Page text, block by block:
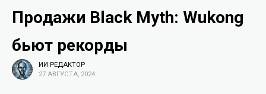
Продажи Black Myth: Wukong
бьют рекорды
ИИ РЕДАКТОР
27 АВГУСТА, 2024